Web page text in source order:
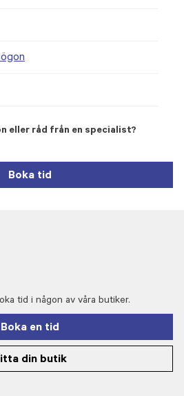
eller råd från en specialist?
Boka tid
tid i någon av våra butiker.
Boka en tid
din butik